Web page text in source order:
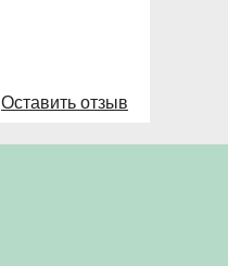
Оставить отзыв